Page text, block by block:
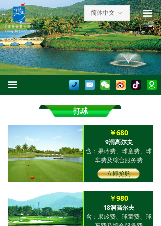
끀
首页
关于球会
球会资讯
赛事活动
英才招聘
联系我们
ꀅ
简体中文
￥680
9洞高尔夫
含：果岭费、球童费、球
车费及综合服务费
立即抢购
￥980
18洞高尔夫
含：果岭费、球童费、球
打球
끀
打球
住房
打球+住房
练习场